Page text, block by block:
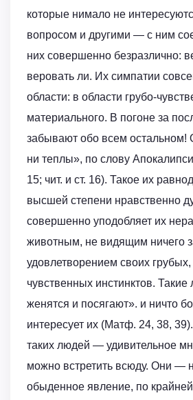
которые нимало не
вопросом и другими — с ним
них совершенно безразлично:
веровать ли. Их симпатии
области: в области грубо-
материального. В погоне за
забывают обо всем остальном!
ни теплы», по слову
15; чит. и ст. 16). Такое их
высшей степени нравственно
совершенно уподобляет их
животным, не видящим ничего
удовлетворением своих грубых,
чувственных инстинктов. Такие
женятся и посягают». и ничто
интересует их (Матф. 24, 38,
таких людей — удивительное
можно встретить всюду. Они —
обыденное явление, по